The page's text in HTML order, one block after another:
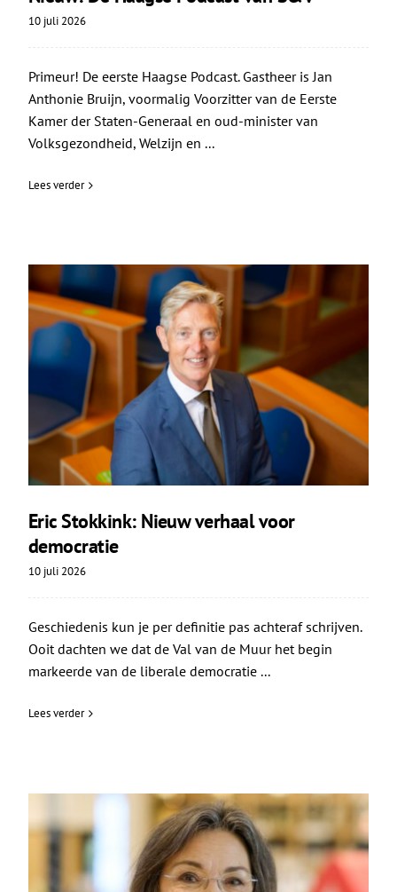
10 juli 2026
Primeur! De eerste Haagse Podcast. Gastheer is Jan
Anthonie Bruijn, voormalig Voorzitter van de Eerste
Kamer der Staten-Generaal en oud-minister van
Volksgezondheid, Welzijn en ...
Lees verder
Eric Stokkink: Nieuw verhaal voor
democratie
10 juli 2026
Geschiedenis kun je per definitie pas achteraf schrijven.
Ooit dachten we dat de Val van de Muur het begin
markeerde van de liberale democratie ...
Lees verder